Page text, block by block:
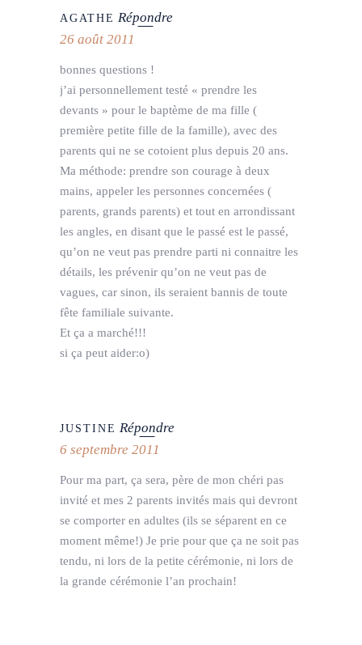
AGATHE Répondre
26 août 2011
bonnes questions !
j’ai personnellement testé « prendre les
devants » pour le baptème de ma fille (
première petite fille de la famille), avec des
parents qui ne se cotoient plus depuis 20 ans.
Ma méthode: prendre son courage à deux
mains, appeler les personnes concernées (
parents, grands parents) et tout en arrondissant
les angles, en disant que le passé est le passé,
qu’on ne veut pas prendre parti ni connaitre les
détails, les prévenir qu’on ne veut pas de
vagues, car sinon, ils seraient bannis de toute
fête familiale suivante.
Et ça a marché!!!
si ça peut aider:o)
JUSTINE Répondre
6 septembre 2011
Pour ma part, ça sera, père de mon chéri pas
invité et mes 2 parents invités mais qui devront
se comporter en adultes (ils se séparent en ce
moment même!) Je prie pour que ça ne soit pas
tendu, ni lors de la petite cérémonie, ni lors de
la grande cérémonie l’an prochain!